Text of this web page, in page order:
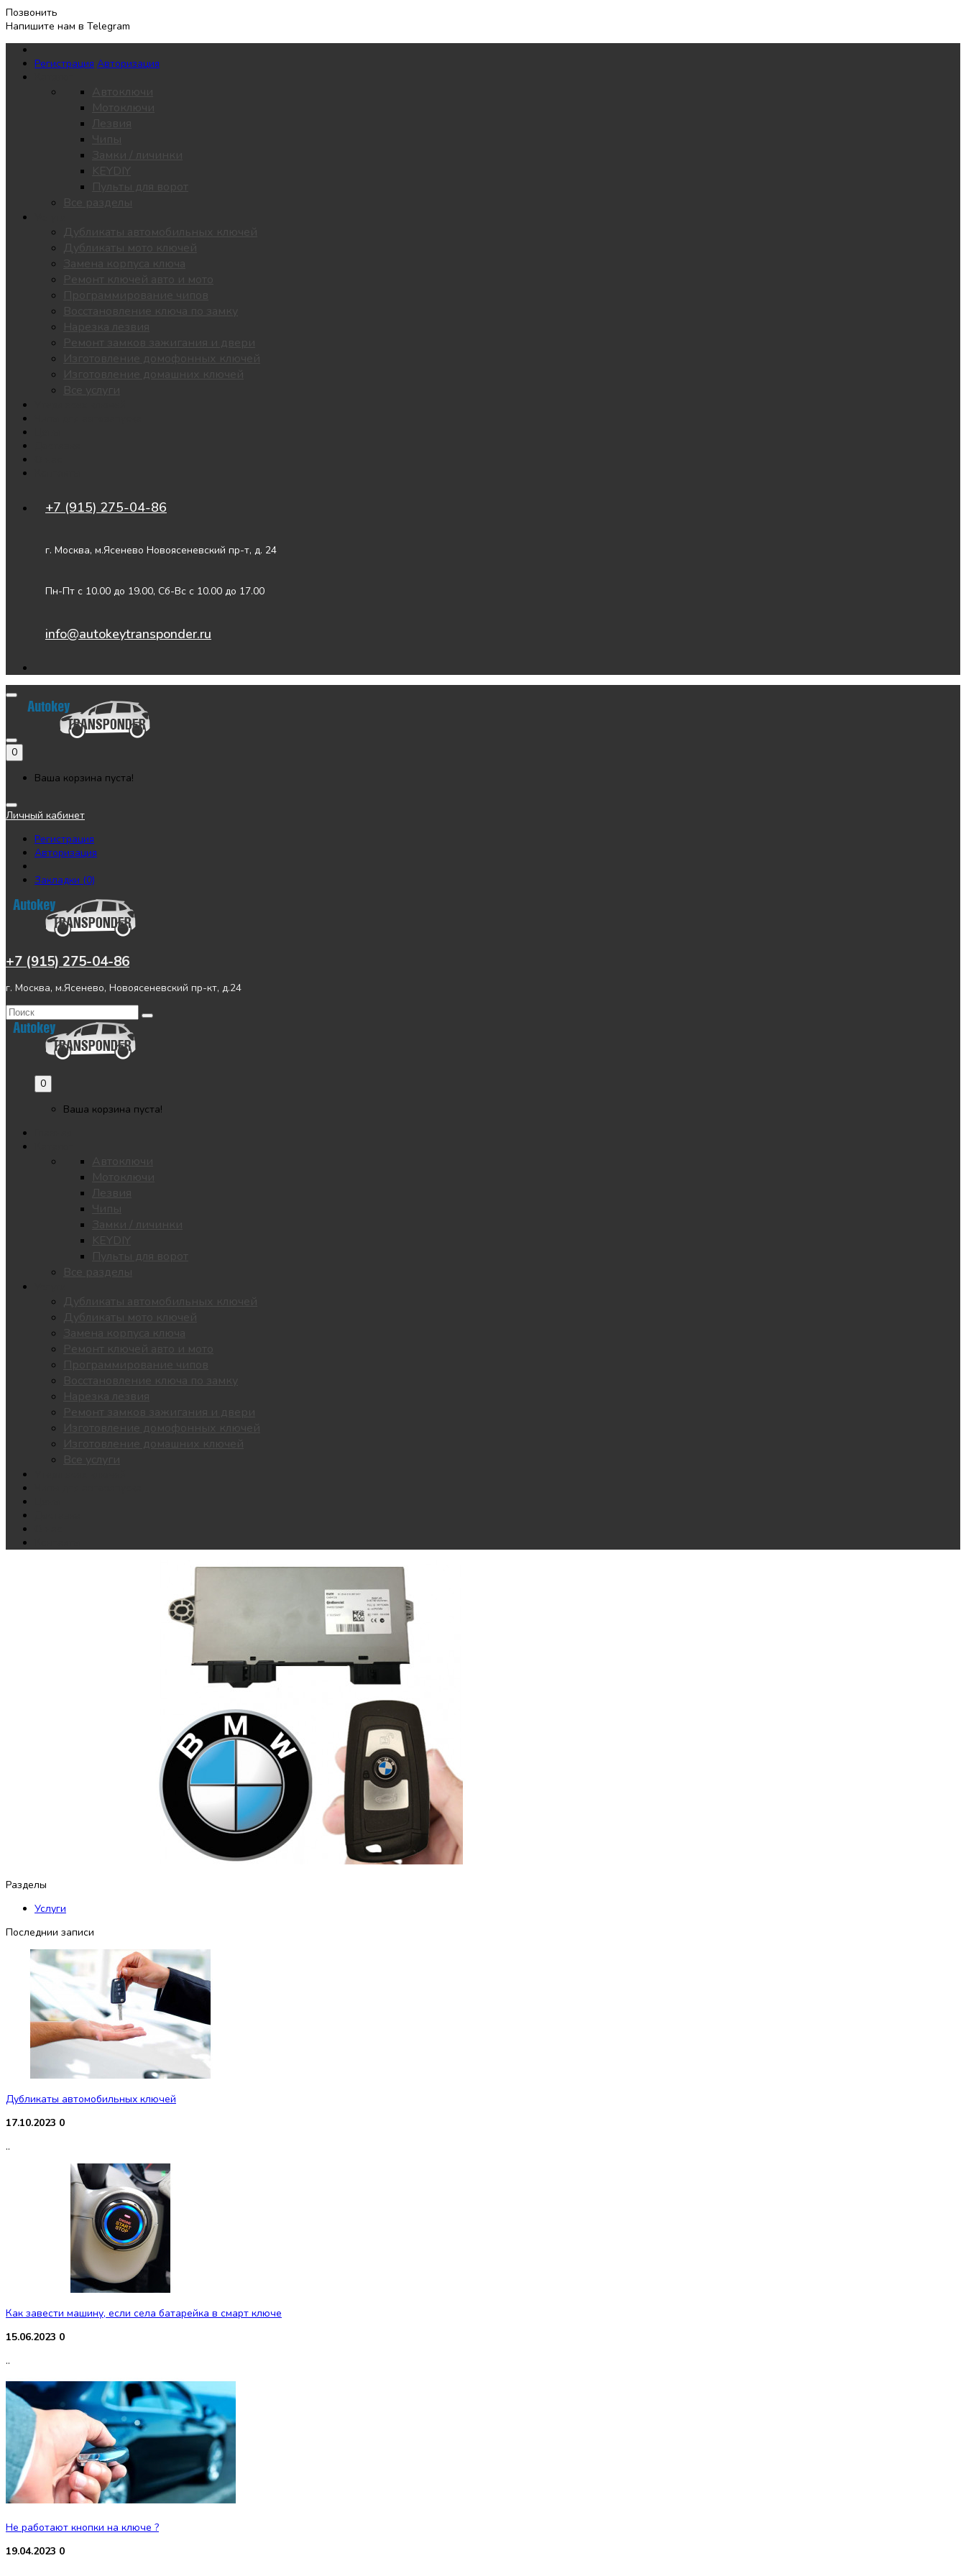
Позвонить
Напишите нам в Telegram
Регистрация Авторизация
Автоключи
Мотоключи
Лезвия
Замки / личинки
KEYDIY
Пульты для ворот
Все разделы
Дубликаты автомобильных ключей
Дубликаты мото ключей
Замена корпуса ключа
Ремонт ключей авто и мото
Программирование чипов
Восстановление ключа по замку
Нарезка лезвия
Ремонт замков зажигания и двери
Изготовление домофонных ключей
Изготовление домашних ключей
Все услуги
+7 (915) 275-04-86
г. Москва, м.Ясенево Новоясеневский пр-т, д. 24
Пн-Пт с 10.00 до 19.00, Сб-Вс с 10.00 до 17.00
info@autokeytransponder.ru
0
Ваша корзина пуста!
Личный кабинет
Регистрация
Авторизация
Закладки (0)
+7 (915) 275-04-86
г. Москва, м.Ясенево, Новоясеневский пр-кт, д.24
0
Ваша корзина пуста!
Автоключи
Мотоключи
Лезвия
Замки / личинки
KEYDIY
Пульты для ворот
Все разделы
Дубликаты автомобильных ключей
Дубликаты мото ключей
Замена корпуса ключа
Ремонт ключей авто и мото
Программирование чипов
Восстановление ключа по замку
Нарезка лезвия
Ремонт замков зажигания и двери
Изготовление домофонных ключей
Изготовление домашних ключей
Все услуги
Разделы
Услуги
Последнии записи
Дубликаты автомобильных ключей
17.10.2023 0
..
Как завести машину, если села батарейка в смарт ключе
15.06.2023 0
..
Не работают кнопки на ключе ?
19.04.2023 0